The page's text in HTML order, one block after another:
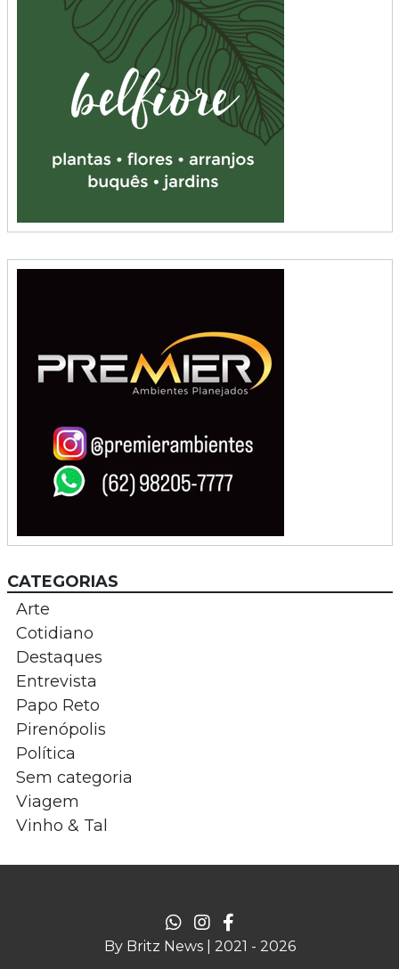
CATEGORIAS
Arte
Cotidiano
Destaques
Entrevista
Papo Reto
Pirenópolis
Política
Sem categoria
Viagem
Vinho & Tal
By Britz News | 2021 - 2026